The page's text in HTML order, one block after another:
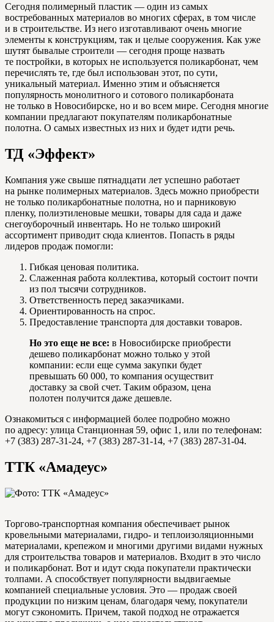
Сегодня полимерный пластик — один из самых
востребованных материалов во многих сферах, в том числе
и в строительстве. Из него изготавливают очень многие
элементы к конструкциям, так и целые сооружения. Как уже
шутят бывалые строители — сегодня проще назвать
те постройки, в которых не используется поликарбонат, чем
перечислять те, где был использован этот, по сути,
уникальный материал. Именно этим и объясняется
популярность монолитного и сотового поликарбоната
не только в Новосибирске, но и во всем мире. Сегодня многие
компании предлагают покупателям поликарбонатные
полотна. О самых известных из них и будет идти речь.
ТД «Эффект»
Компания уже свыше пятнадцати лет успешно работает
на рынке полимерных материалов. Здесь можно приобрести
не только поликарбонатные полотна, но и парниковую
пленку, полиэтиленовые мешки, товары для сада и даже
снегоуборочный инвентарь. Но не только широкий
ассортимент приводит сюда клиентов. Попасть в ряды
лидеров продаж помогли:
Гибкая ценовая политика.
Слаженная работа коллектива, который состоит почти
из пол тысячи сотрудников.
Ответственность перед заказчиками.
Ориентированность на спрос.
Предоставление транспорта для доставки товаров.
Но это еще не все: в Новосибирске приобрести
дешево поликарбонат можно только у этой
компании: если еще сумма закупки будет
превышать 60 000, то компания осуществит
доставку за свой счет. Таким образом, цена
полотен получится даже дешевле.
Ознакомиться с информацией более подробно можно
по адресу: улица Станционная 59, офис 1, или по телефонам:
+7 (383) 287-31-24, +7 (383) 287-31-14, +7 (383) 287-31-04.
ТТК «Амадеус»
Торгово-транспортная компания обеспечивает рынок
кровельными материалами, гидро- и теплоизоляционными
материалами, крепежом и многими другими видами нужных
для строительства товаров и материалов. Входит в это число
и поликарбонат. Вот и идут сюда покупатели практически
толпами. А способствует популярности выдвигаемые
компанией специальные условия. Это — продаж своей
продукции по низким ценам, благодаря чему, покупатели
могут сэкономить. Причем, такой подход не отражается